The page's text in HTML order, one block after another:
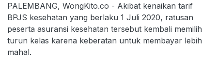
PALEMBANG, WongKito.co - Akibat kenaikan tarif
BPJS kesehatan yang berlaku 1 Juli 2020, ratusan
peserta asuransi kesehatan tersebut kembali memilih
turun kelas karena keberatan untuk membayar lebih
mahal.